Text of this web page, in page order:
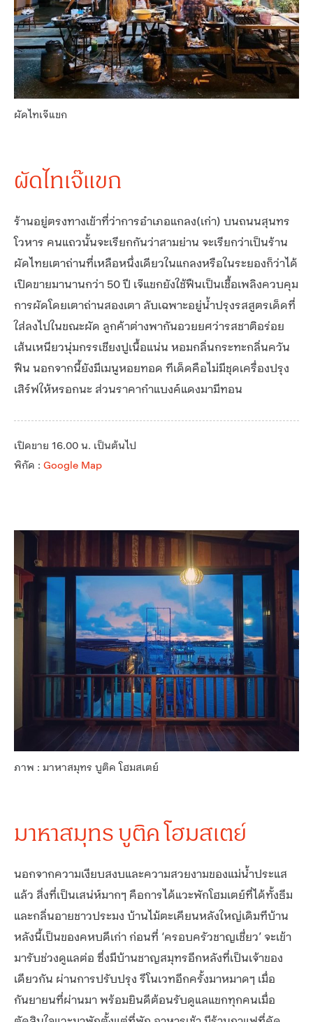
ผัดไทเจ๊แขก
ผัดไทเจ๊แขก
ร้านอยู่ตรงทางเข้าที่ว่าการอำเภอแกลง(เก่า) บนถนนสุนทร
โวหาร คนแถวนั้นจะเรียกกันว่าสามย่าน จะเรียกว่าเป็นร้าน
ผัดไทยเตาถ่านที่เหลือหนึ่งเดียวในแกลงหรือในระยองก็ว่าได้
เปิดขายมานานกว่า 50 ปี เจ๊แขกยังใช้ฟืนเป็นเชื้อเพลิงควบคุม
การผัดโดยเตาถ่านสองเตา ลับเฉพาะอยู่น้ำปรุงรสสูตรเด็ดที่
ใส่ลงไปในขณะผัด ลูกค้าต่างพากันอวยยศว่ารสชาติอร่อย
เส้นเหนียวนุ่มกรรเชียงปูเนื้อแน่น หอมกลิ่นกระทะกลิ่นควัน
ฟืน นอกจากนี้ยังมีเมนูหอยทอด ทีเด็ดคือไม่มีชุดเครื่องปรุง
เสิร์ฟให้หรอกนะ ส่วนราคากำแบงค์แดงมามีทอน
เปิดขาย 16.00 น. เป็นต้นไป
พิกัด : Google Map
ภาพ : มาหาสมุทร บูติค โฮมสเตย์
มาหาสมุทร บูติค โฮมสเตย์
นอกจากความเงียบสงบและความสวยงามของแม่น้ำประแส
แล้ว สิ่งที่เป็นเสน่ห์มากๆ คือการได้แวะพักโฮมเตย์ที่ได้ทั้งธีม
และกลิ่นอายชาวประมง บ้านไม้ตะเคียนหลังใหญ่เดิมทีบ้าน
หลังนี้เป็นของคหบดีเก่า ก่อนที่ ‘ครอบครัวชาญเชี่ยว’ จะเข้า
มารับช่วงดูแลต่อ ซึ่งมีบ้านชาญสมุทรอีกหลังที่เป็นเจ้าของ
เดียวกัน ผ่านการปรับปรุง รีโนเวทอีกครั้งมาหมาดๆ เมื่อ
กันยายนที่ผ่านมา พร้อมยินดีต้อนรับดูแลแขกทุกคนเมื่อ